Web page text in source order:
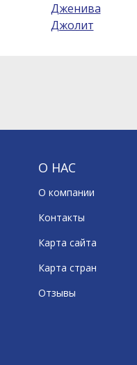
Дженива
Джолит
О НАС
О компании
Контакты
Карта сайта
Карта стран
Отзывы